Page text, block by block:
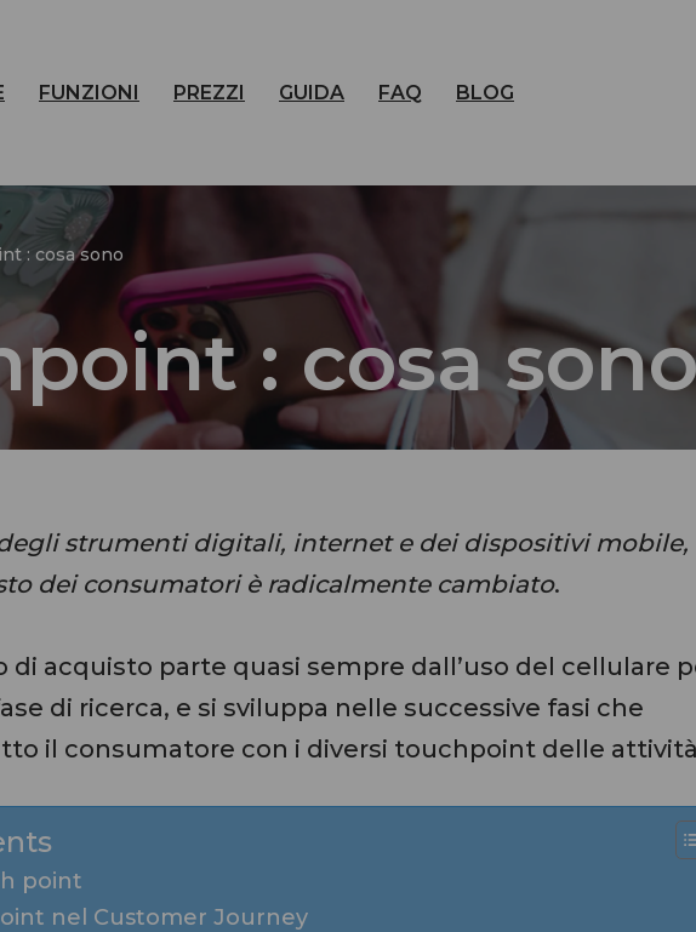
FUNZIONI PREZZI GUIDA FAQ BLOG
: cosa sono
: cosa
strumenti digitali, internet e dei dispositivi mobile,
dei consumatori è radicalmente cambiato.
di acquisto parte quasi sempre dall’uso del cellulare
di ricerca, e si sviluppa nelle successive fasi che
il consumatore con i diversi touchpoint delle
point
nel Customer Journey